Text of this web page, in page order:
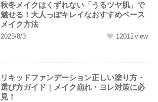
秋冬メイクはくずれない「うるツヤ肌」で
魅せる！大人っぽキレイなおすすめベース
メイク方法
2025/8/3 12012
リキッドファンデーション正しい塗り方・
選び方ガイド｜メイク崩れ・ヨレ対策に必
見！